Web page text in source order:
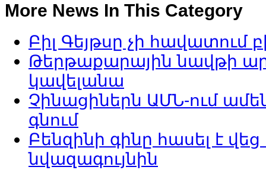
More News In This Category
Բիլ Գեյթսը չի հավատում
Թերթաքարային նավթի
կավելանա
Չինացիներն ԱՄՆ-ում
գնում
Բենզինի գինը հասել է
նվազագույնին